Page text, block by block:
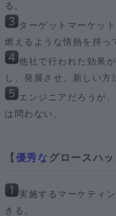
る。
ターゲットマーケッ
燃えるような情熱を持っ
他社で行われた効果
し、発展させ、新しい方
エンジニアだろうが
は問わない。
【 優秀な グロースハッ
実施するマーケティ
きる。